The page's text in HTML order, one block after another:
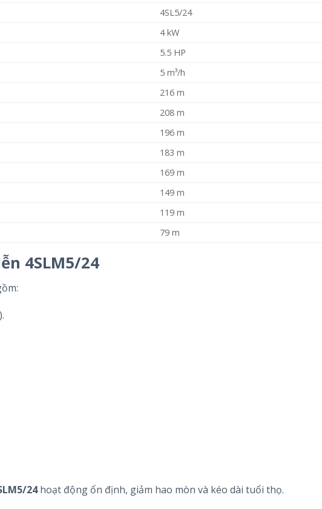
4SL5/24
4 kW
5.5 HP
5 m³/h
216 m
208 m
196 m
183 m
169 m
149 m
119 m
79 m
4SLM5/24
24hoạt động ổn định, giảm hao mòn và kéo dài tuổi thọ.